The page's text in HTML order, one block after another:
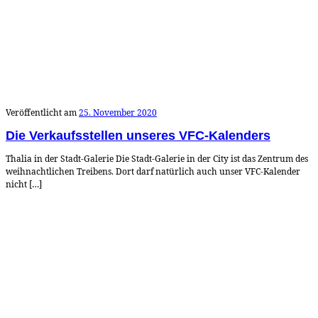
Veröffentlicht am25. November 2020
Die Verkaufsstellen unseres VFC-Kalenders
Thalia in der Stadt-Galerie Die Stadt-Galerie in der City ist das Zentrum des
weihnachtlichen Treibens. Dort darf natürlich auch unser VFC-Kalender
nicht […]